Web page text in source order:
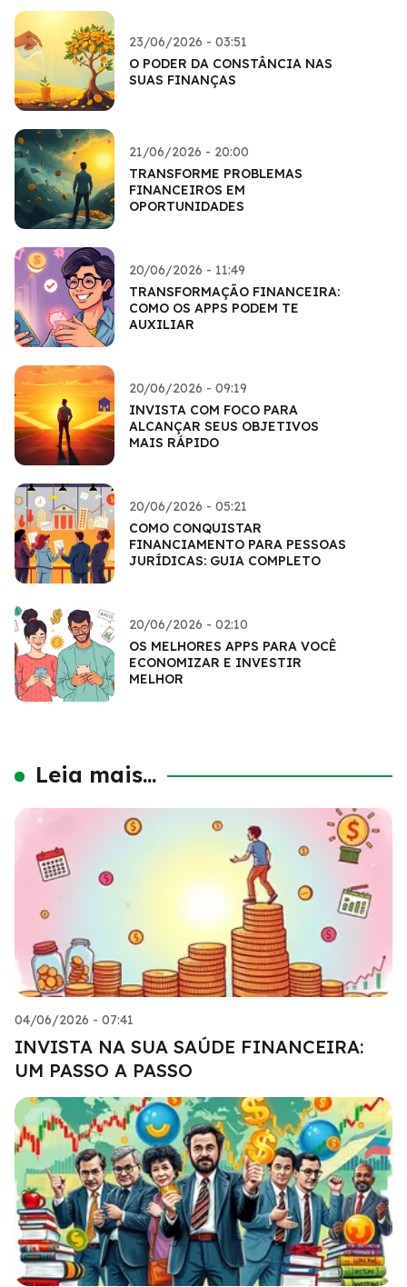
23/06/2026 - 03:51
O PODER DA CONSTÂNCIA NAS
SUAS FINANÇAS
21/06/2026 - 20:00
TRANSFORME PROBLEMAS
FINANCEIROS EM
OPORTUNIDADES
20/06/2026 - 11:49
TRANSFORMAÇÃO FINANCEIRA:
COMO OS APPS PODEM TE
AUXILIAR
20/06/2026 - 09:19
INVISTA COM FOCO PARA
ALCANÇAR SEUS OBJETIVOS
MAIS RÁPIDO
20/06/2026 - 05:21
COMO CONQUISTAR
FINANCIAMENTO PARA PESSOAS
JURÍDICAS: GUIA COMPLETO
20/06/2026 - 02:10
OS MELHORES APPS PARA VOCÊ
ECONOMIZAR E INVESTIR
MELHOR
Leia mais...
04/06/2026 - 07:41
INVISTA NA SUA SAÚDE FINANCEIRA:
UM PASSO A PASSO